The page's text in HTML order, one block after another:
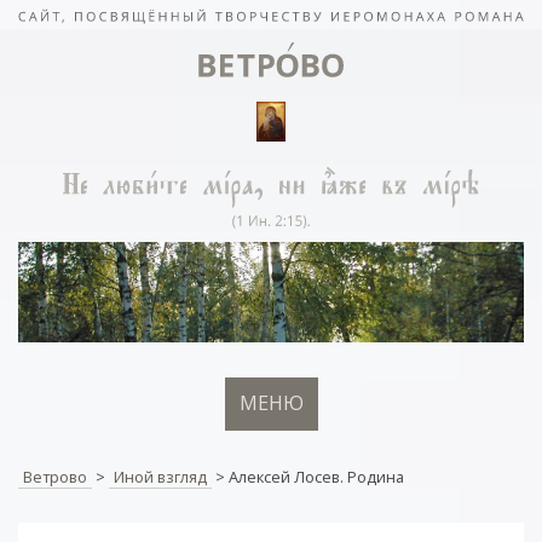
МЕНЮ
Ветрово > Иной взгляд > Алексей Лосев. Родина